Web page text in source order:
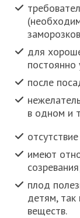
для
постоянно
после
в одном и
имеют
плод
детям,
веществ.